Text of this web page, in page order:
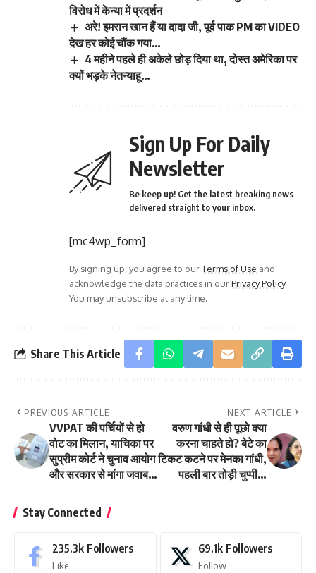
विरोध में केन्या में प्रदर्शन
अरे! इमरान खान हैं या दादा जी, पूर्व पाक PM का VIDEO
देख हर कोई चौंक गया…
4 महीने पहले ही अकेले छोड़ दिया था, दोस्त अमेरिका पर
क्यों भड़के नेतन्याहू…
Sign Up For Daily
Newsletter
Be keep up! Get the latest breaking news
delivered straight to your inbox.
[mc4wp_form]
By signing up, you agree to ourTerms of Use and
acknowledge the data practices in ourPrivacy Policy.
You may unsubscribe at any time.
Share This Article
PREVIOUS ARTICLE
VVPAT की पर्चियों से हो
वोट का मिलान, याचिका पर
सुप्रीम कोर्ट ने चुनाव आयोग
और सरकार से मांगा जवाब…
NEXT ARTICLE
वरुण गांधी से ही पूछो क्या
करना चाहते हो? बेटे का
टिकट कटने पर मेनका गांधी,
पहली बार तोड़ी चुप्पी…
Stay Connected
235.3k Followers
Like
69.1k Followers
Follow